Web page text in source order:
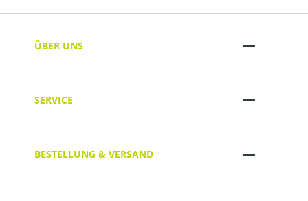
ÜBER UNS
SERVICE
BESTELLUNG & VERSAND